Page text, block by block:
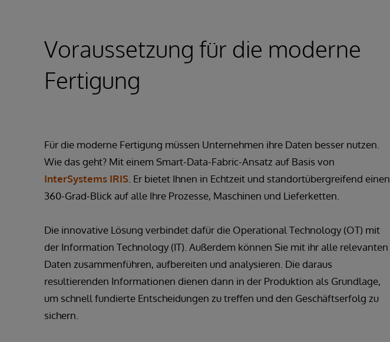
Voraussetzung für die moderne
Fertigung
Für die moderne Fertigung müssen Unternehmen ihre Daten besser nutzen.
Wie das geht? Mit einem Smart-Data-Fabric-Ansatz auf Basis von
InterSystems IRIS . Er bietet Ihnen in Echtzeit und standortübergreifend einen
360-Grad-Blick auf alle Ihre Prozesse, Maschinen und Lieferketten.
Die innovative Lösung verbindet dafür die Operational Technology (OT) mit
der Information Technology (IT). Außerdem können Sie mit ihr alle relevanten
Daten zusammenführen, aufbereiten und analysieren. Die daraus
resultierenden Informationen dienen dann in der Produktion als Grundlage,
um schnell fundierte Entscheidungen zu treffen und den Geschäftserfolg zu
sichern.